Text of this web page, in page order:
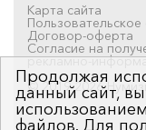
Карта сайта
Договор-оферта
Согласие на
рекламно-
© 2019-2026
Продолжая
данный сайт,
файлов. Для